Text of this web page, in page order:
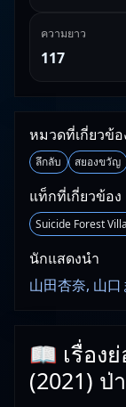
ความยาว
117
หมวดที่เกี่ยวข้อ
ลึกลับ สยองขวัญ
แท็กที่เกี่ยวข้อง
Suicide Forest
นักแสดงนำ
山田杏奈, 山
📖 เรื่อง
(2021) ป่